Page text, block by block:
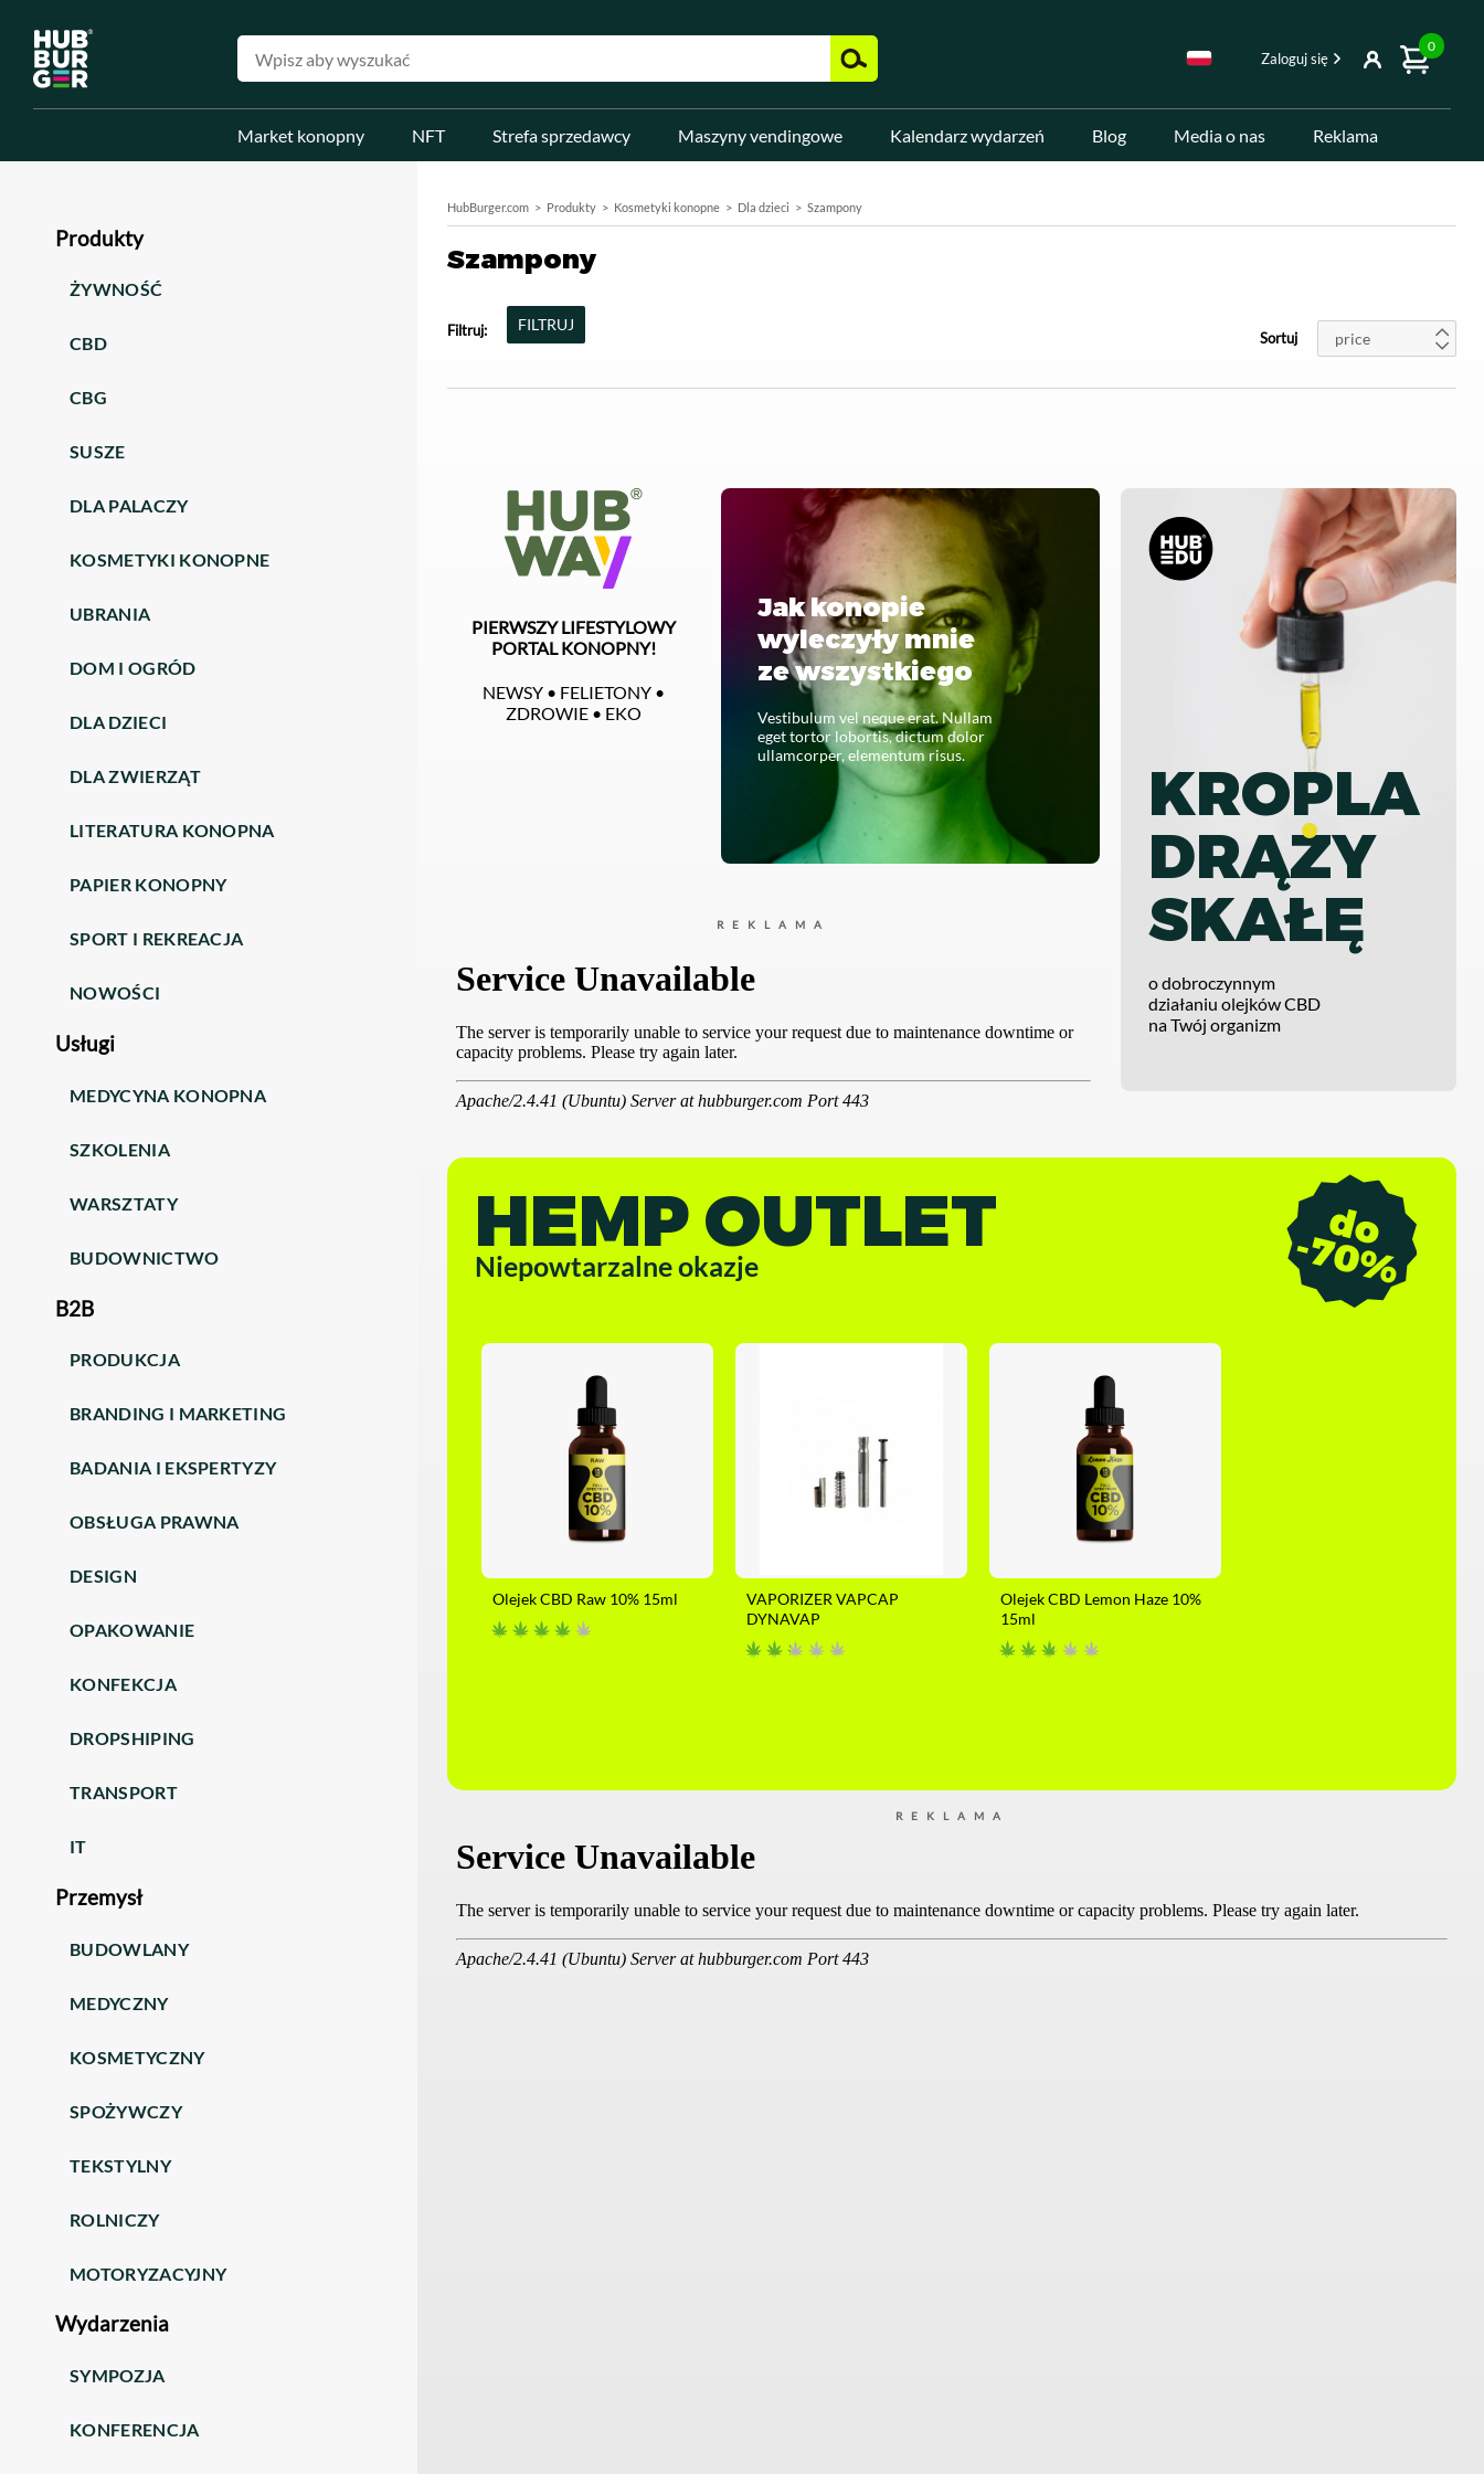
Zaloguj się
0
Market konopny NFT Strefa sprzedawcy Maszyny vendingowe Kalendarz wydarzeń Blog Media o nas Reklama
Produkty
ŻYWNOŚĆ
CBD
CBG
SUSZE
DLA PALACZY
KOSMETYKI KONOPNE
UBRANIA
DOM I OGRÓD
DLA DZIECI
DLA ZWIERZĄT
LITERATURA KONOPNA
PAPIER KONOPNY
SPORT I REKREACJA
NOWOŚCI
Usługi
MEDYCYNA KONOPNA
SZKOLENIA
WARSZTATY
BUDOWNICTWO
B2B
PRODUKCJA
BRANDING I MARKETING
BADANIA I EKSPERTYZY
OBSŁUGA PRAWNA
DESIGN
OPAKOWANIE
KONFEKCJA
DROPSHIPING
TRANSPORT
IT
Przemysł
BUDOWLANY
MEDYCZNY
KOSMETYCZNY
SPOŻYWCZY
TEKSTYLNY
ROLNICZY
MOTORYZACYJNY
Wydarzenia
SYMPOZJA
KONFERENCJA
HubBurger.com Produkty Kosmetyki konopne Dla dzieci Szampony
Szampony
Filtruj: FILTRUJ
Sortuj price
PIERWSZY LIFESTYLOWY
PORTAL KONOPNY!
NEWSY • FELIETONY •
ZDROWIE • EKO
Jak konopie
wyleczyły mnie
ze wszystkiego
Vestibulum vel neque erat. Nullam
eget tortor lobortis, dictum dolor
ullamcorper, elementum risus.
CZYTAJ CAŁOŚĆ
KROPLA
DRĄZY
SKAŁĘ
o dobroczynnym
działaniu olejków CBD
na Twój organizm
REKLAMA
HEMP OUTLET
Niepowtarzalne okazje
d
o
-
7
0
%
Olejek CBD Raw 10% 15ml
VAPORIZER VAPCAP
DYNAVAP
Olejek CBD Lemon Haze 10%
15ml
REKLAMA